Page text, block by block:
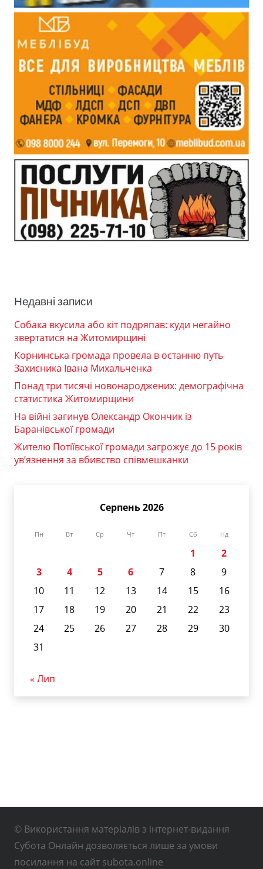
Недавні записи
Собака вкусила або кіт подряпав: куди негайно
звертатися на Житомирщині
Корнинська громада провела в останню путь
Захисника Івана Михальченка
Понад три тисячі новонароджених: демографічна
статистика Житомирщини
На війні загинув Олександр Окончик із
Баранівської громади
Жителю Потіївської громади загрожує до 15 років
ув’язнення за вбивство співмешканки
Серпень 2026
Пн Вт Ср Чт Пт Сб Нд
1
2
3
4 5 6 7 8
9
10
11 12 13 14 15
16
17
18 19 20 21 22
23
24
25 26 27 28 29
30
31
« Лип
© Використання матеріалів з інтернет-видання
Субота Онлайн дозволяється лише за умови
посилання на сайт subota.online